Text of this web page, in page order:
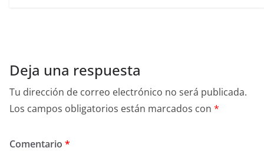
Deja una respuesta
Tu dirección de correo electrónico no será publicada.
Los campos obligatorios están marcados con *
Comentario *